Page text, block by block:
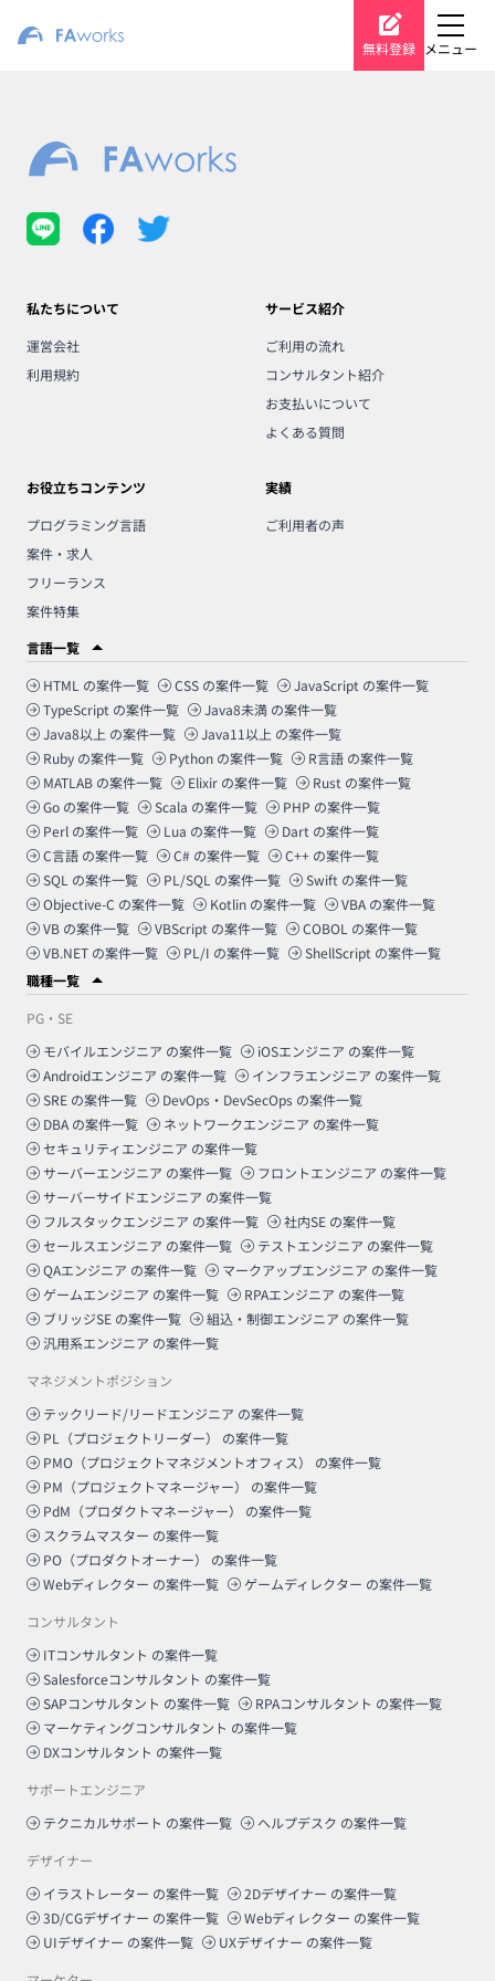
無料登録 メニュー
私たちについて
運営会社
利用規約
サービス紹介
ご利用の流れ
コンサルタント紹介
お支払いについて
よくある質問
お役立ちコンテンツ
プログラミング言語
案件・求人
フリーランス
案件特集
実績
ご利用者の声
言語一覧
HTML の案件一覧 CSS の案件一覧 JavaScript の案件一覧
TypeScript の案件一覧 Java8未満 の案件一覧
Java8以上 の案件一覧 Java11以上 の案件一覧
Ruby の案件一覧 Python の案件一覧 R言語 の案件一覧
MATLAB の案件一覧 Elixir の案件一覧 Rust の案件一覧
Go の案件一覧 Scala の案件一覧 PHP の案件一覧
Perl の案件一覧 Lua の案件一覧 Dart の案件一覧
C言語 の案件一覧 C# の案件一覧 C++ の案件一覧
SQL の案件一覧 PL/SQL の案件一覧 Swift の案件一覧
Objective-C の案件一覧 Kotlin の案件一覧 VBA の案件一覧
VB の案件一覧 VBScript の案件一覧 COBOL の案件一覧
VB.NET の案件一覧 PL/I の案件一覧 ShellScript の案件一覧
職種一覧
PG・SE
モバイルエンジニア の案件一覧 iOSエンジニア の案件一覧
Androidエンジニア の案件一覧 インフラエンジニア の案件一覧
SRE の案件一覧 DevOps・DevSecOps の案件一覧
DBA の案件一覧 ネットワークエンジニア の案件一覧
セキュリティエンジニア の案件一覧
サーバーエンジニア の案件一覧 フロントエンジニア の案件一覧
サーバーサイドエンジニア の案件一覧
フルスタックエンジニア の案件一覧 社内SE の案件一覧
セールスエンジニア の案件一覧 テストエンジニア の案件一覧
QAエンジニア の案件一覧 マークアップエンジニア の案件一覧
ゲームエンジニア の案件一覧 RPAエンジニア の案件一覧
ブリッジSE の案件一覧 組込・制御エンジニア の案件一覧
汎用系エンジニア の案件一覧
マネジメントポジション
テックリード/リードエンジニア の案件一覧
PL（プロジェクトリーダー）
の案件一覧
PMO（プロジェクトマネジメントオフィス）
の案件一覧
PM（プロジェクトマネージャー）
の案件一覧
PdM（プロダクトマネージャー）
の案件一覧
スクラムマスター の案件一覧
PO（プロダクトオーナー）
の案件一覧
Webディレクター の案件一覧 ゲームディレクター の案件一覧
コンサルタント
ITコンサルタント の案件一覧
Salesforceコンサルタント の案件一覧
SAPコンサルタント の案件一覧 RPAコンサルタント の案件一覧
マーケティングコンサルタント の案件一覧
DXコンサルタント の案件一覧
サポートエンジニア
テクニカルサポート の案件一覧 ヘルプデスク の案件一覧
デザイナー
イラストレーター の案件一覧 2Dデザイナー の案件一覧
3D/CGデザイナー の案件一覧 Webディレクター の案件一覧
UIデザイナー の案件一覧 UXデザイナー の案件一覧